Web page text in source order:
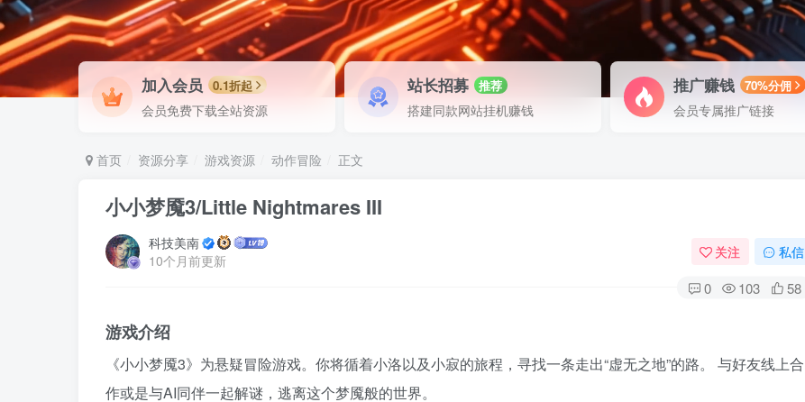
加入会员 0.1折起
会员免费下载全站资源
站长招募 推荐
搭建同款网站挂机赚钱
推广赚钱 70%分佣
会员专属推广链接
首页 资源分享 游戏资源 动作冒险 正文
小小梦魇3/Little Nightmares III
科技美南
10个月前更新
关注 私信
0 103 58
游戏介绍
《小小梦魇3》为悬疑冒险游戏。你将循着小洛以及小寂的旅程，寻找一条走出“虚无之地”的路。 与好友线上合
作或是与AI同伴一起解谜，逃离这个梦魇般的世界。